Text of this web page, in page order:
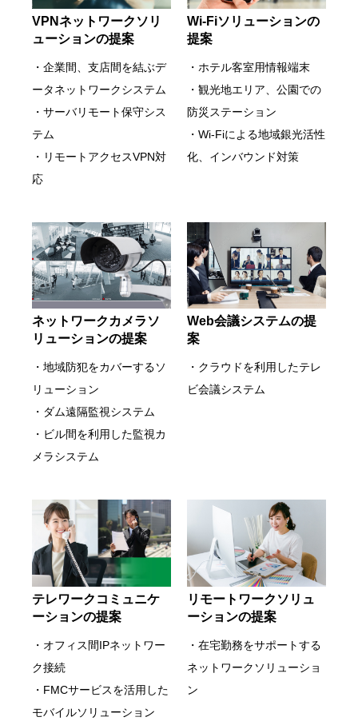
VPNネットワークソリ
ューションの提案
・企業間、支店間を結ぶデ
ータネットワークシステム
・サーバリモート保守シス
テム
・リモートアクセスVPN対
応
Wi-Fiソリューションの
提案
・ホテル客室用情報端末
・観光地エリア、公園での
防災ステーション
・Wi-Fiによる地域銀光活性
化、インバウンド対策
ネットワークカメラソ
リューションの提案
・地域防犯をカバーするソ
リューション
・ダム遠隔監視システム
・ビル間を利用した監視カ
メラシステム
Web会議システムの提
案
・クラウドを利用したテレ
ビ会議システム
テレワークコミュニケ
ーションの提案
・オフィス間IPネットワー
ク接続
・FMCサービスを活用した
モバイルソリューション
リモートワークソリュ
ーションの提案
・在宅勤務をサポートする
ネットワークソリューショ
ン